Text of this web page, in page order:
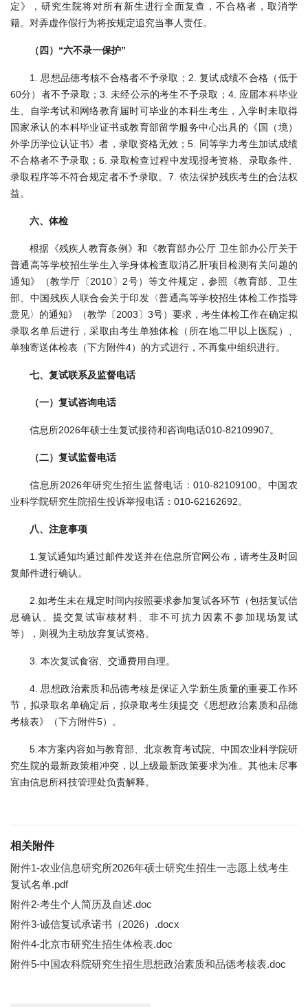
定》，研究生院将对所有新生进行全面复查，不合格者，取消学
籍。对弄虚作假行为将按规定追究当事人责任。
（四）“六不录一保护”
1. 思想品德考核不合格者不予录取；2. 复试成绩不合格（低于
60分）者不予录取；3. 未经公示的考生不予录取；4. 应届本科毕业
生、自学考试和网络教育届时可毕业的本科生考生，入学时未取得
国家承认的本科毕业证书或教育部留学服务中心出具的《国（境）
外学历学位认证书》者，录取资格无效；5. 同等学力考生加试成绩
不合格者不予录取；6. 录取检查过程中发现报考资格、录取条件、
录取程序等不符合规定者不予录取。7. 依法保护残疾考生的合法权
益。
六、体检
根据《残疾人教育条例》和《教育部办公厅 卫生部办公厅关于
普通高等学校招生学生入学身体检查取消乙肝项目检测有关问题的
通知》（教学厅〔2010〕2号）等文件规定，参照《教育部、卫生
部、中国残疾人联合会关于印发〈普通高等学校招生体检工作指导
意见〉的通知》（教学〔2003〕3号）要求，考生体检工作在确定拟
录取名单后进行，采取由考生单独体检（所在地二甲以上医院）、
单独寄送体检表（下方附件4）的方式进行，不再集中组织进行。
七、复试联系及监督电话
（一）复试咨询电话
信息所2026年硕士生复试接待和咨询电话010-82109907。
（二）复试监督电话
信息所2026年研究生招生监督电话：010-82109100。中国农
业科学院研究生院招生投诉举报电话：010-62162692。
八、注意事项
1.复试通知均通过邮件发送并在信息所官网公布，请考生及时回
复邮件进行确认。
2.如考生未在规定时间内按照要求参加复试各环节（包括复试信
息确认、提交复试审核材料、非不可抗力因素不参加现场复试
等），则视为主动放弃复试资格。
3. 本次复试食宿、交通费用自理。
4. 思想政治素质和品德考核是保证入学新生质量的重要工作环
节，拟录取名单确定后，拟录取考生须提交《思想政治素质和品德
考核表》（下方附件5）。
5.本方案内容如与教育部、北京教育考试院、中国农业科学院研
究生院的最新政策相冲突，以上级最新政策要求为准。其他未尽事
宜由信息所科技管理处负责解释。
相关附件
附件1-农业信息研究所2026年硕士研究生招生一志愿上线考生
复试名单.pdf
附件2-考生个人简历及自述.doc
附件3-诚信复试承诺书（2026）.docx
附件4-北京市研究生招生体检表.doc
附件5-中国农科院研究生招生思想政治素质和品德考核表.doc